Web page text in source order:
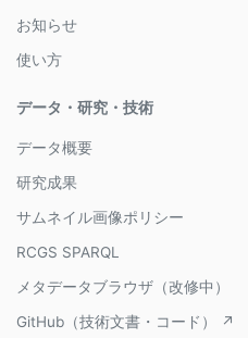
お知らせ
使い方
データ・研究・技術
データ概要
研究成果
サムネイル画像ポリシー
RCGS SPARQL
メタデータブラウザ（改修中）
GitHub（技術文書・コード） ↗